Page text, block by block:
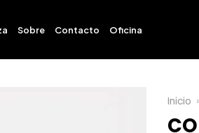
Sobre Contacto Oficina
Inicio